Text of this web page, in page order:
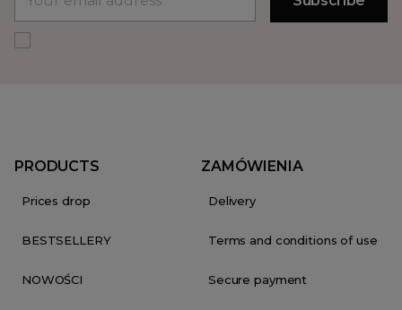
PRODUCTS
Prices drop
BESTSELLERY
NOWOŚCI
ZAMÓWIENIA
Delivery
Terms and conditions of use
Secure payment